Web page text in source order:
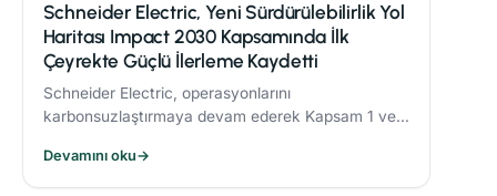
Schneider Electric, Yeni Sürdürülebilirlik Yol
Haritası Impact 2030 Kapsamında İlk
Çeyrekte Güçlü İlerleme Kaydetti
Schneider Electric, operasyonlarını
karbonsuzlaştırmaya devam ederek Kapsam 1 ve 2
azalttı.
Devamını oku→